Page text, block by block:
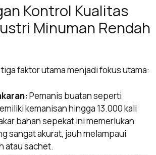
Kontrol Kualitas
Minuman Rendah
faktor utama menjadi fokus utama:
Pemanis buatan seperti
kemanisan hingga 13.000 kali
bahan sepekat ini memerlukan
sangat akurat, jauh melampaui
atau sachet.